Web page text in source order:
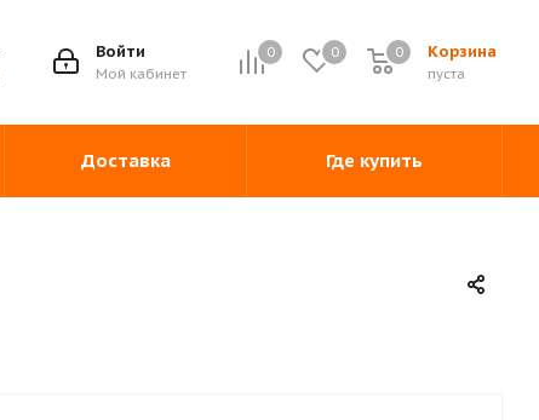
0 0 Корзина
0
пуста
0
Войти
Мой кабинет
Доставка Где купить